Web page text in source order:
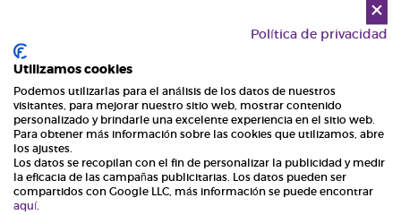
i
o
H
o
propio estudio en 1996, pero nunca deja de trabajar con otras
empresas como es el caso de Infiniti que cuenta con él como
uno de sus principales creativos/diseñadores. En OcioHogar
tenemos el placer de conocerle más a fondo gracias a esta
breve entrevista que Andreas Ostwald nos concede. […]
Leer más
Política de privacidad
Utilizamos cookies
Podemos utilizarlas para el análisis de los datos de nuestros
visitantes, para mejorar nuestro sitio web, mostrar contenido
personalizado y brindarle una excelente experiencia en el sitio web.
Para obtener más información sobre las cookies que utilizamos, abre
los ajustes.
Los datos se recopilan con el fin de personalizar la publicidad y medir
la eficacia de las campañas publicitarias. Los datos pueden ser
compartidos con Google LLC, más información se puede encontrar
aquí.